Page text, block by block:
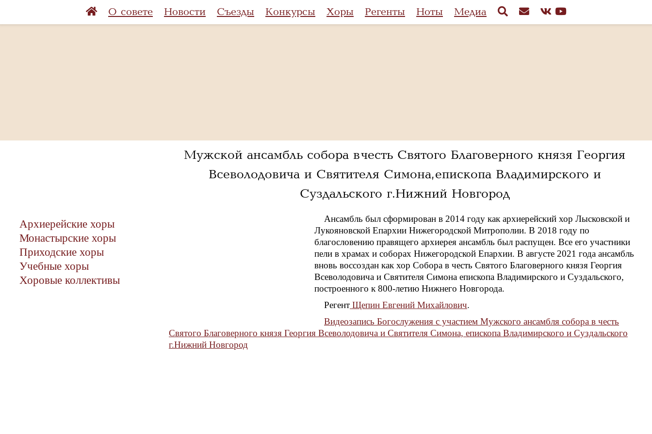
О совете Новости Съезды Конкурсы Хоры Регенты Ноты Медиа
Мужской ансамбль собора в честь Святого Благоверного князя Георгия
Всеволодовича и Святителя Симона, епископа Владимирского и
Суздальского г.Нижний Новгород
Архиерейские хоры
Монастырские хоры
Приходские хоры
Учебные хоры
Хоровые коллективы
Ансамбль был сформирован в 2014 году как архиерейский хор Лысковской и
Лукояновской Епархии Нижегородской Митрополии. В 2018 году по
благословению правящего архиерея ансамбль был распущен. Все его участники
пели в храмах и соборах Нижегородской Епархии. В августе 2021 года ансамбль
вновь воссоздан как хор Собора в честь Святого Благоверного князя Георгия
Всеволодовича и Святителя Симона епископа Владимирского и Суздальского,
построенного к 800-летию Нижнего Новгорода.
Регент Щепин Евгений Михайлович.
Видеозапись Богослужения с участием Мужского ансамбля собора в честь
Святого Благоверного князя Георгия Всеволодовича и Святителя Симона, епископа Владимирского и Суздальского
г.Нижний Новгород